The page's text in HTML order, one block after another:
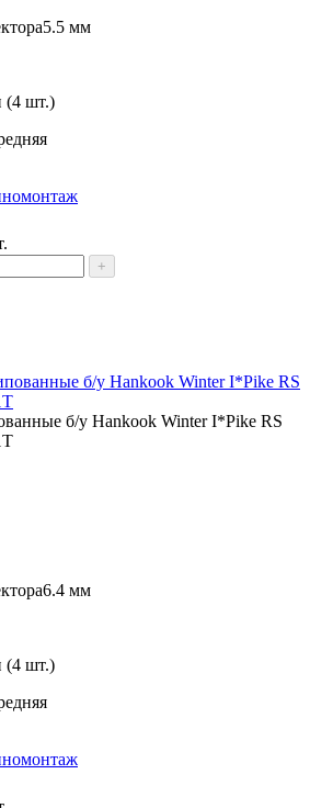
5.5 мм
(4 шт.)
+
б/у Hankook Winter I*Pike RS
6.4 мм
(4 шт.)